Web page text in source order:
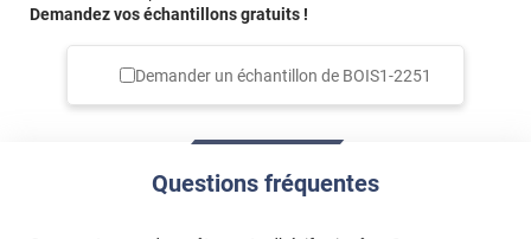
Demandez vos échantillons gratuits !
Demander un échantillon de BOIS1-2251
Questions fréquentes